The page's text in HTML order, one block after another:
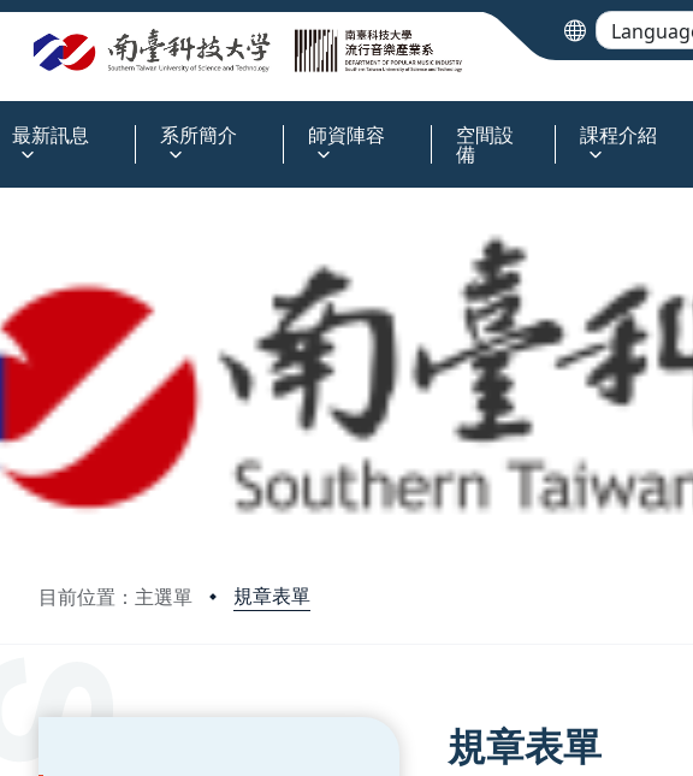
最新訊息 系所簡介 師資陣容 空間設
備
課程介紹
目前位置：主選單 規章表單
:::
規章表單